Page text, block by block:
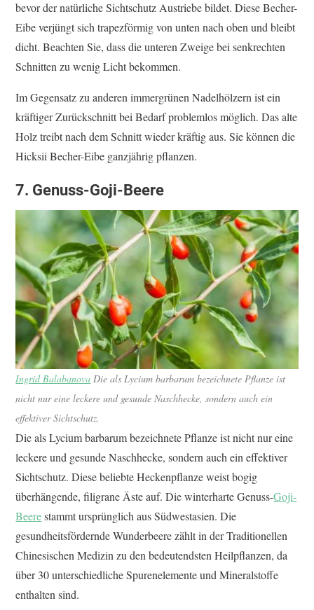
bevor der natürliche Sichtschutz Austriebe bildet. Diese Becher-
Eibe verjüngt sich trapezförmig von unten nach oben und bleibt
dicht. Beachten Sie, dass die unteren Zweige bei senkrechten
Schnitten zu wenig Licht bekommen.
Im Gegensatz zu anderen immergrünen Nadelhölzern ist ein
kräftiger Zurückschnitt bei Bedarf problemlos möglich. Das alte
Holz treibt nach dem Schnitt wieder kräftig aus. Sie können die
Hicksii Becher-Eibe ganzjährig pflanzen.
7. Genuss-Goji-Beere
Ingrid Balabanova Die als Lycium barbarum bezeichnete Pflanze ist
nicht nur eine leckere und gesunde Naschhecke, sondern auch ein
effektiver Sichtschutz.
Die als Lycium barbarum bezeichnete Pflanze ist nicht nur eine
leckere und gesunde Naschhecke, sondern auch ein effektiver
Sichtschutz. Diese beliebte Heckenpflanze weist bogig
überhängende, filigrane Äste auf. Die winterharte Genuss-Goji-
Beerestammt ursprünglich aus Südwestasien. Die
gesundheitsfördernde Wunderbeere zählt in der Traditionellen
Chinesischen Medizin zu den bedeutendsten Heilpflanzen, da
über 30 unterschiedliche Spurenelemente und Mineralstoffe
enthalten sind.